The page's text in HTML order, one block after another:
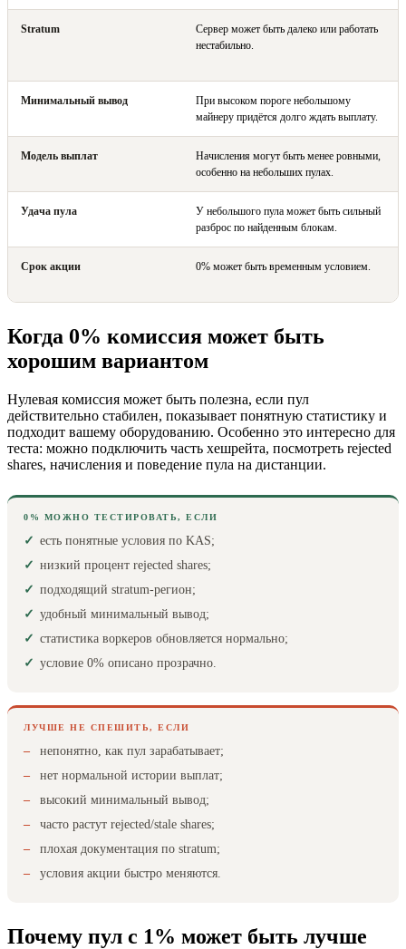
Stratum
Сервер может быть далеко или работать
нестабильно.
Минимальный вывод
При высоком пороге небольшому
майнеру придётся долго ждать выплату.
Модель выплат
Начисления могут быть менее ровными,
особенно на небольших пулах.
Удача пула
У небольшого пула может быть сильный
разброс по найденным блокам.
Срок акции 0% может быть временным условием.
Когда 0% комиссия может быть
хорошим вариантом
Нулевая комиссия может быть полезна, если пул
действительно стабилен, показывает понятную статистику и
подходит вашему оборудованию. Особенно это интересно для
теста: можно подключить часть хешрейта, посмотреть rejected
shares, начисления и поведение пула на дистанции.
0% МОЖНО ТЕСТИРОВАТЬ, ЕСЛИ
есть понятные условия по KAS;
низкий процент rejected shares;
подходящий stratum-регион;
удобный минимальный вывод;
статистика воркеров обновляется нормально;
условие 0% описано прозрачно.
ЛУЧШЕ НЕ СПЕШИТЬ, ЕСЛИ
непонятно, как пул зарабатывает;
нет нормальной истории выплат;
высокий минимальный вывод;
часто растут rejected/stale shares;
плохая документация по stratum;
условия акции быстро меняются.
Почему пул с 1% может быть лучше